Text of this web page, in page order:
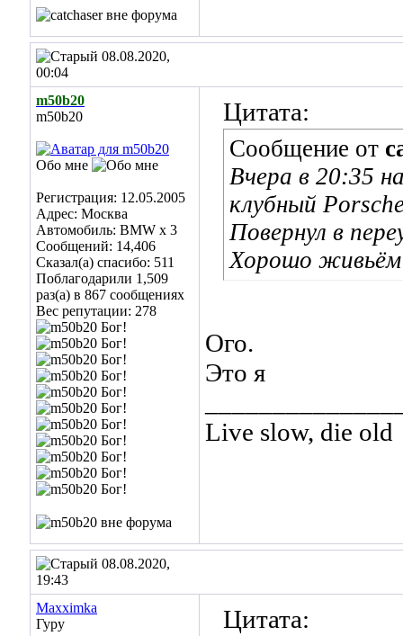
08.08.2020,
00:04
m50b20
m50b20
Обо мне
Регистрация: 12.05.2005
Адрес: Москва
Автомобиль: BMW x 3
Сообщений: 14,406
Сказал(а) спасибо: 511
Поблагодарили 1,509
раз(а) в 867 сообщениях
Вес репутации: 278
Цитата:
Сообщение от
Вчера в 20:35
клубный
Повернул в
Хорошо живьём
Ого.
Это я
Live slow, die old
08.08.2020,
19:43
Maxximka
Гуру
Цитата: